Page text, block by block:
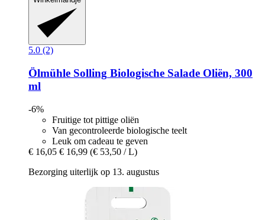
5.0 (2)
Ölmühle Solling Biologische Salade Oliën, 300
ml
-6%
Fruitige tot pittige oliën
Van gecontroleerde biologische teelt
Leuk om cadeau te geven
€ 16,05 € 16,99 (€ 53,50 / L)
Bezorging uiterlijk op 13. augustus